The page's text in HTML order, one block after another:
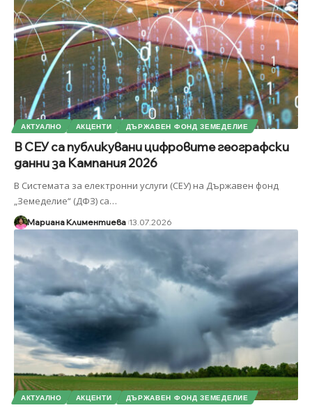
АКТУАЛНО АКЦЕНТИ ДЪРЖАВЕН ФОНД ЗЕМЕДЕЛИЕ
В СЕУ са публикувани цифровите географски
данни за Кампания 2026
В Системата за електронни услуги (СЕУ) на Държавен фонд
„Земеделие“ (ДФЗ) са…
Мариана Климентиева 13.07.2026
АКТУАЛНО АКЦЕНТИ ДЪРЖАВЕН ФОНД ЗЕМЕДЕЛИЕ